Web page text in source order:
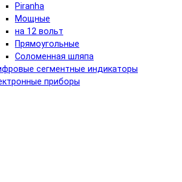
Piranha
Мощные
на 12 вольт
Прямоугольные
Соломенная шляпа
сегментные индикаторы
приборы